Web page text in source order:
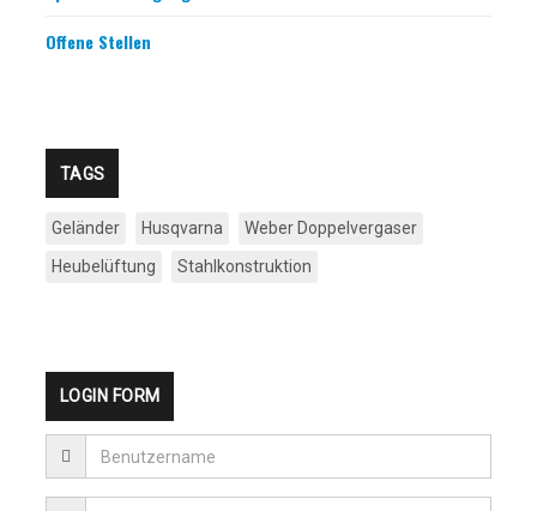
Offene Stellen
TAGS
Geländer Husqvarna
Weber Doppelvergaser
Heubelüftung
Stahlkonstruktion
LOGIN FORM